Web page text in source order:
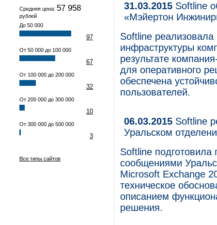
Средняя цена: 57 958
рублей
До 50 000
97
От 50 000 до 100 000
67
От 100 000 до 200 000
32
От 200 000 до 300 000
10
От 300 000 до 500 000
3
Все типы сайтов
31.03.2015 Softline
«Мэйертон
Softline
инфраструктуры
результате
для оперативного
обеспечена
пользователей.
06.03.2015 Softline
Уральском
Softline
сообщениями
Microsoft Exchange
техническое
описанием
решения.